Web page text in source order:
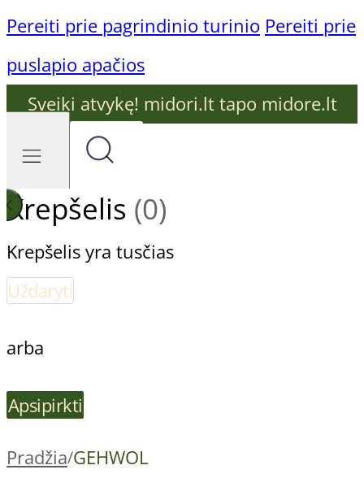
Pereiti prie pagrindinio turinio Pereiti prie
puslapio apačios
Sveiki atvykę! midori.lt tapo midore.lt
Krepšelis (0)
Krepšelis yra tusčias
Uždaryti
arba
Apsipirkti
Pradžia/GEHWOL